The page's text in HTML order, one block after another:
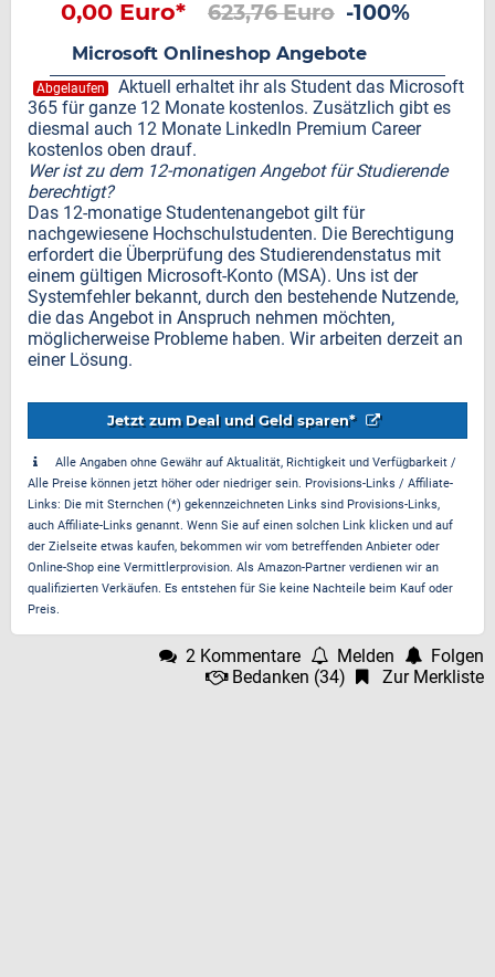
0,00 Euro* 623,76 Euro -100%
Microsoft Onlineshop Angebote
Abgelaufen
Aktuell erhaltet ihr als Student das Microsoft
365 für ganze 12 Monate kostenlos. Zusätzlich gibt es
diesmal auch 12 Monate LinkedIn Premium Career
kostenlos oben drauf.
Wer ist zu dem 12-monatigen Angebot für Studierende
berechtigt?
Das 12-monatige Studentenangebot gilt für
nachgewiesene Hochschulstudenten. Die Berechtigung
erfordert die Überprüfung des Studierendenstatus mit
einem gültigen Microsoft-Konto (MSA). Uns ist der
Systemfehler bekannt, durch den bestehende Nutzende,
die das Angebot in Anspruch nehmen möchten,
möglicherweise Probleme haben. Wir arbeiten derzeit an
einer Lösung.
Jetzt zum Deal und Geld sparen*
Alle Angaben ohne Gewähr auf Aktualität, Richtigkeit und Verfügbarkeit /
Alle Preise können jetzt höher oder niedriger sein. Provisions-Links / Affiliate-
Links: Die mit Sternchen (*) gekennzeichneten Links sind Provisions-Links,
auch Affiliate-Links genannt. Wenn Sie auf einen solchen Link klicken und auf
der Zielseite etwas kaufen, bekommen wir vom betreffenden Anbieter oder
Online-Shop eine Vermittlerprovision. Als Amazon-Partner verdienen wir an
qualifizierten Verkäufen. Es entstehen für Sie keine Nachteile beim Kauf oder
Preis.
2 Kommentare Melden
Folgen
Bedanken (34) Zur Merkliste